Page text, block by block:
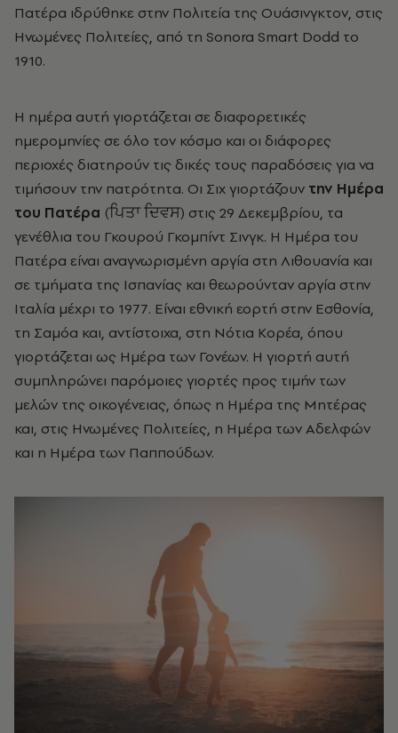
Πατέρα ιδρύθηκε στην Πολιτεία της Ουάσινγκτον, στις
Ηνωμένες Πολιτείες, από τη Sonora Smart Dodd το
1910.
Η ημέρα αυτή γιορτάζεται σε διαφορετικές
ημερομηνίες σε όλο τον κόσμο και οι διάφορες
περιοχές διατηρούν τις δικές τους παραδόσεις για να
τιμήσουν την πατρότητα. Οι Σιχ γιορτάζουν την Ημέρα
του Πατέρα (ਪਿਤਾ ਦਿਵਸ) στις 29 Δεκεμβρίου, τα
γενέθλια του Γκουρού Γκομπίντ Σινγκ. Η Ημέρα του
Πατέρα είναι αναγνωρισμένη αργία στη Λιθουανία και
σε τμήματα της Ισπανίας και θεωρούνταν αργία στην
Ιταλία μέχρι το 1977. Είναι εθνική εορτή στην Εσθονία,
τη Σαμόα και, αντίστοιχα, στη Νότια Κορέα, όπου
γιορτάζεται ως Ημέρα των Γονέων. Η γιορτή αυτή
συμπληρώνει παρόμοιες γιορτές προς τιμήν των
μελών της οικογένειας, όπως η Ημέρα της Μητέρας
και, στις Ηνωμένες Πολιτείες, η Ημέρα των Αδελφών
και η Ημέρα των Παππούδων.